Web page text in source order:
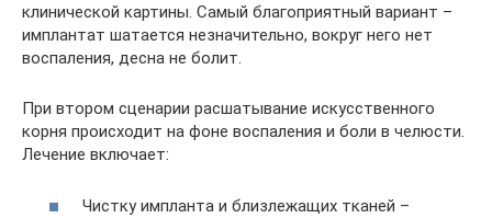
клинической картины. Самый благоприятный вариант –
имплантат шатается незначительно, вокруг него нет
воспаления, десна не болит.
При втором сценарии расшатывание искусственного
корня происходит на фоне воспаления и боли в челюсти.
Лечение включает:
Чистку импланта и близлежащих тканей –